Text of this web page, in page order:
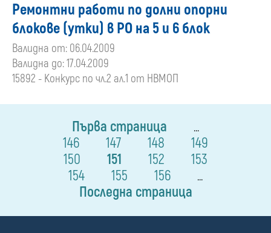
Ремонтни работи по долни опорни
блокове (утки) в РО на 5 и 6 блок
Валидна от: 06.04.2009
Валидна до: 17.04.2009
15892 - Конкурс по чл.2 ал.1 от НВМОП
Първа страница ...
146 147 148
149
150
151 152
153
154
155 156 ...
Последна страница